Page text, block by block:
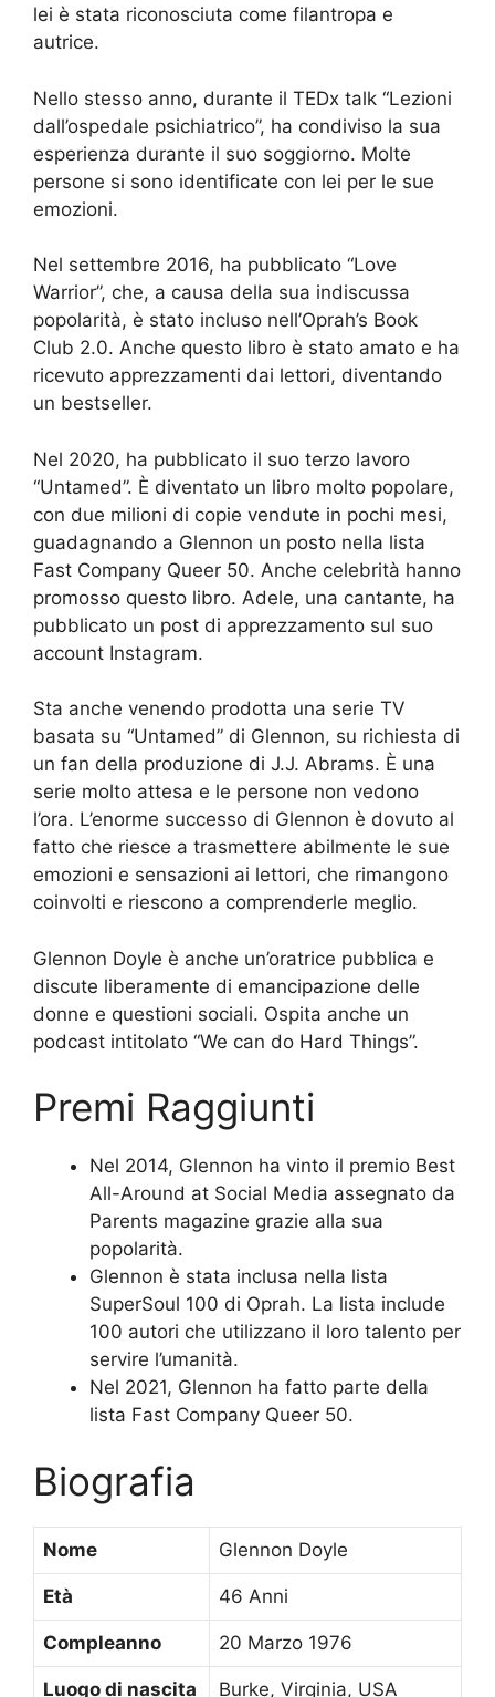
lei è stata riconosciuta come filantropa e
autrice.
Nello stesso anno, durante il TEDx talk “Lezioni
dall’ospedale psichiatrico”, ha condiviso la sua
esperienza durante il suo soggiorno. Molte
persone si sono identificate con lei per le sue
emozioni.
Nel settembre 2016, ha pubblicato “Love
Warrior”, che, a causa della sua indiscussa
popolarità, è stato incluso nell’Oprah’s Book
Club 2.0. Anche questo libro è stato amato e ha
ricevuto apprezzamenti dai lettori, diventando
un bestseller.
Nel 2020, ha pubblicato il suo terzo lavoro
“Untamed”. È diventato un libro molto popolare,
con due milioni di copie vendute in pochi mesi,
guadagnando a Glennon un posto nella lista
Fast Company Queer 50. Anche celebrità hanno
promosso questo libro. Adele, una cantante, ha
pubblicato un post di apprezzamento sul suo
account Instagram.
Sta anche venendo prodotta una serie TV
basata su “Untamed” di Glennon, su richiesta di
un fan della produzione di J.J. Abrams. È una
serie molto attesa e le persone non vedono
l’ora. L’enorme successo di Glennon è dovuto al
fatto che riesce a trasmettere abilmente le sue
emozioni e sensazioni ai lettori, che rimangono
coinvolti e riescono a comprenderle meglio.
Glennon Doyle è anche un’oratrice pubblica e
discute liberamente di emancipazione delle
donne e questioni sociali. Ospita anche un
podcast intitolato “We can do Hard Things”.
Premi Raggiunti
Nel 2014, Glennon ha vinto il premio Best
All-Around at Social Media assegnato da
Parents magazine grazie alla sua
popolarità.
Glennon è stata inclusa nella lista
SuperSoul 100 di Oprah. La lista include
100 autori che utilizzano il loro talento per
servire l’umanità.
Nel 2021, Glennon ha fatto parte della
lista Fast Company Queer 50.
Biografia
Nome Glennon Doyle
Età 46 Anni
Compleanno 20 Marzo 1976
Luogo di nascita Burke, Virginia, USA